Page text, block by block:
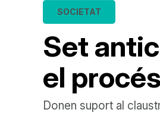
Set
el
SOCIETAT
Donen suport al